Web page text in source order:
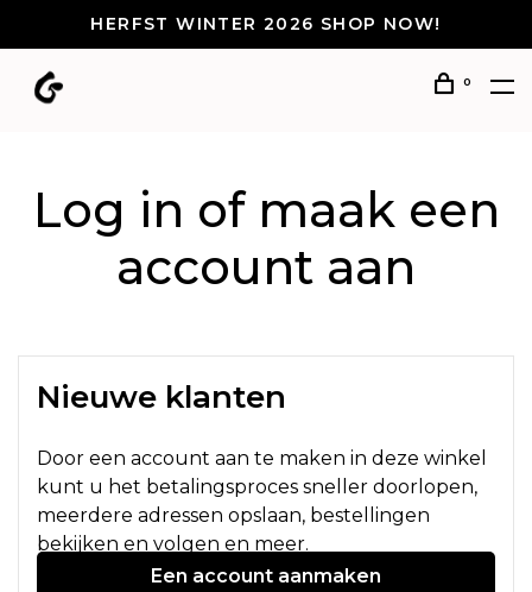
HERFST WINTER 2026 SHOP NOW!
0
Log in of maak een
account aan
Nieuwe klanten
Door een account aan te maken in deze winkel
kunt u het betalingsproces sneller doorlopen,
meerdere adressen opslaan, bestellingen
bekijken en volgen en meer.
Een account aanmaken